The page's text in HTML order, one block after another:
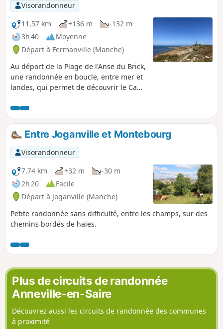
Visorandonneur
11,57 km
+136 m
-132 m
3h 40
Moyenne
Départ à Fermanville (Manche)
Au départ de la Plage de l'Anse du Brick,
une randonnée en boucle, entre mer et
landes, qui permet de découvrir le Cap
et la Plage de la Mondrée. Le retour par
les hauteurs de Fermanville offre de
magnifiques points de vue sur le cap,
l'Anse du Brick et même le port de
Cherbourg.
Entre Joganville et Montebourg
Visorandonneur
7,74 km
+32 m
-30 m
2h 20
Facile
Départ à Joganville (Manche)
Petite randonnée sans difficulté, entre les champs, sur des
chemins bordés de haies.
Plus de circuits de randonnée
Anneville-en-Saire
Découvrez aussi les circuits de randonnée des communes
à proximité